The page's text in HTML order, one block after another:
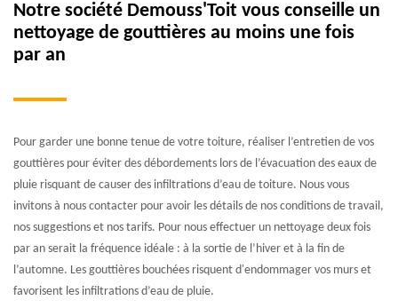
Notre société Demouss'Toit vous conseille un
nettoyage de gouttières au moins une fois
par an
Pour garder une bonne tenue de votre toiture, réaliser l’entretien de vos
gouttières pour éviter des débordements lors de l’évacuation des eaux de
pluie risquant de causer des infiltrations d’eau de toiture. Nous vous
invitons à nous contacter pour avoir les détails de nos conditions de travail,
nos suggestions et nos tarifs. Pour nous effectuer un nettoyage deux fois
par an serait la fréquence idéale : à la sortie de l’hiver et à la fin de
l’automne. Les gouttières bouchées risquent d'endommager vos murs et
favorisent les infiltrations d’eau de pluie.